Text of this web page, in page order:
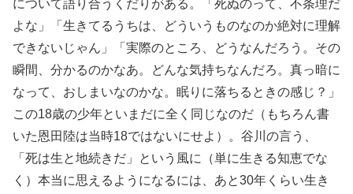
について語り合うくだりがある。「死ぬのって、不条理だ
よな」「生きてるうちは、どういうものなのか絶対に理解
できないじゃん」「実際のところ、どうなんだろう。その
瞬間、分かるのかなあ。どんな気持ちなんだろ。真っ暗に
なって、おしまいなのかな。眠りに落ちるときの感じ？」
この18歳の少年といまだに全く同じなのだ（もちろん書
いた恩田陸は当時18ではないにせよ）。谷川の言う、
「死は生と地続きだ」という風に（単に生きる知恵でな
く）本当に思えるようになるには、あと30年くらい生き